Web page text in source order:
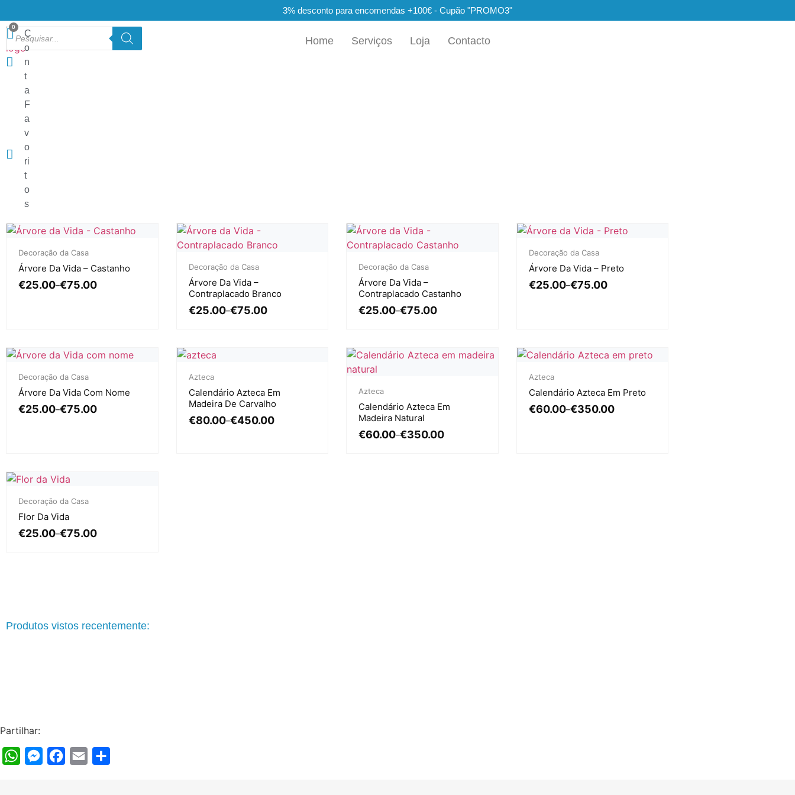
3% desconto para encomendas +100€ - Cupão "PROMO3"
C
o
n
t
a
F
a
v
o
ri
t
o
s
Home Serviços Loja Contacto
Decoração da Casa
Árvore Da Vida – Castanho
€25.00–€75.00
Decoração da Casa
Árvore Da Vida –
Contraplacado Branco
€25.00–€75.00
Decoração da Casa
Árvore Da Vida –
Contraplacado Castanho
€25.00–€75.00
Decoração da Casa
Árvore Da Vida – Preto
€25.00–€75.00
Decoração da Casa
Árvore Da Vida Com Nome
€25.00–€75.00
Azteca
Calendário Azteca Em
Madeira De Carvalho
€80.00–€450.00
Azteca
Calendário Azteca Em
Madeira Natural
€60.00–€350.00
Azteca
Calendário Azteca Em Preto
€60.00–€350.00
Decoração da Casa
Flor Da Vida
€25.00–€75.00
Produtos vistos recentemente:
Partilhar:
WhatsAppMessengerFacebook
Email